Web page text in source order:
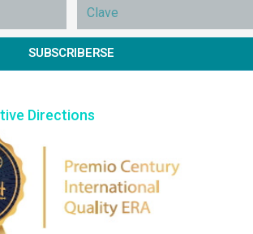
SUBSCRIBERSE
Directions